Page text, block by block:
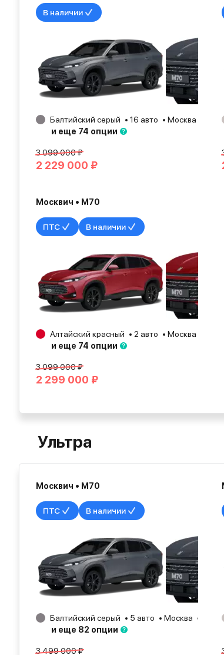
В наличии
Балтийский серый 16 авто Москва
2026
и еще 74 опции
3 099 000 ₽
2 229 000 ₽
Москвич • М70
ПТС В наличии
Алтайский красный 2 авто Москва
и еще 74 опции
3 099 000 ₽
2 299 000 ₽
Ультра
Москвич • М70
ПТС В наличии
Балтийский серый 5 авто Москва
2026
и еще 82 опции
3 499 000 ₽